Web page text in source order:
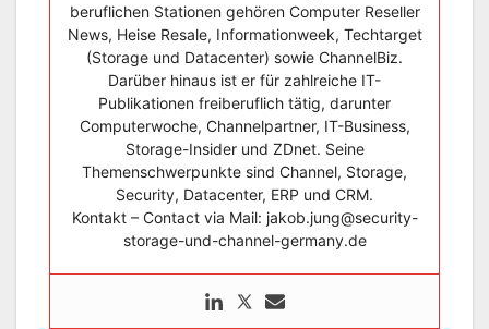
beruflichen Stationen gehören Computer Reseller
News, Heise Resale, Informationweek, Techtarget
(Storage und Datacenter) sowie ChannelBiz.
Darüber hinaus ist er für zahlreiche IT-
Publikationen freiberuflich tätig, darunter
Computerwoche, Channelpartner, IT-Business,
Storage-Insider und ZDnet. Seine
Themenschwerpunkte sind Channel, Storage,
Security, Datacenter, ERP und CRM.
Kontakt – Contact via Mail: jakob.jung@security-
storage-und-channel-germany.de